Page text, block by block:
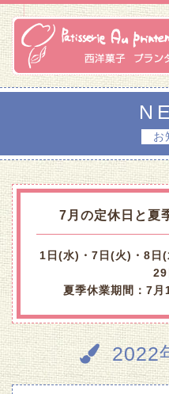
お
7月の定休日と夏
1日(水)・7日(火)・8日
29
夏季休業期間：7
2022